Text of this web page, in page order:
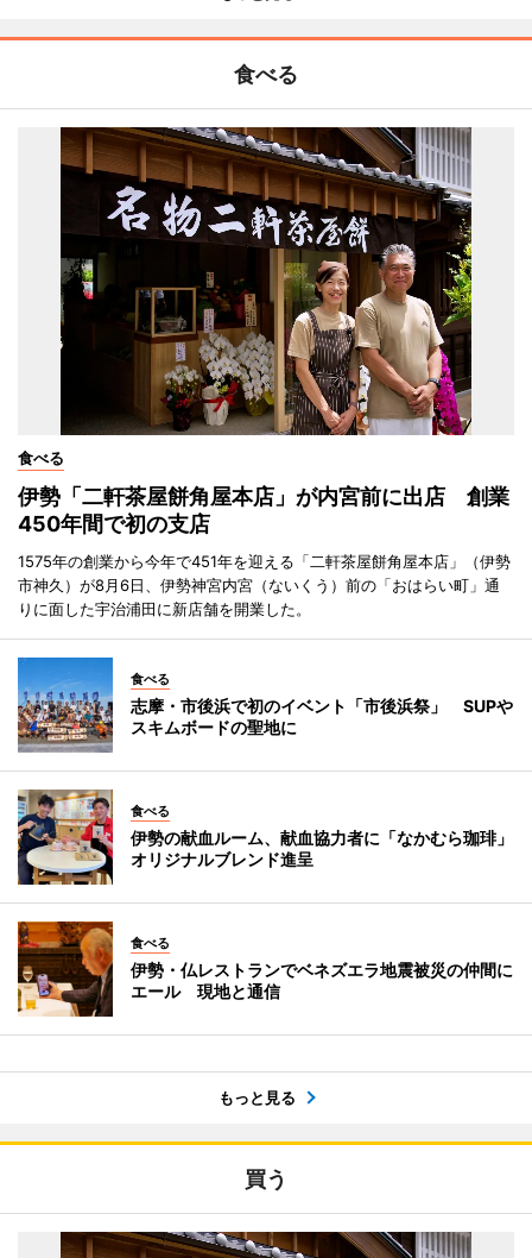
食べる
食べる
伊勢「二軒茶屋餅角屋本店」が内宮前に出店 創業
450年間で初の支店
1575年の創業から今年で451年を迎える「二軒茶屋餅角屋本店」（伊勢
市神久）が8月6日、伊勢神宮内宮（ないくう）前の「おはらい町」通
りに面した宇治浦田に新店舗を開業した。
食べる
志摩・市後浜で初のイベント「市後浜祭」 SUPや
スキムボードの聖地に
食べる
伊勢の献血ルーム、献血協力者に「なかむら珈琲」
オリジナルブレンド進呈
食べる
伊勢・仏レストランでベネズエラ地震被災の仲間に
エール 現地と通信
もっと見る
買う